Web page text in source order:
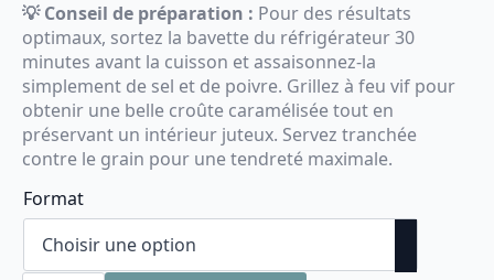
💡 Conseil de préparation : Pour des résultats
optimaux, sortez la bavette du réfrigérateur 30
minutes avant la cuisson et assaisonnez-la
simplement de sel et de poivre. Grillez à feu vif pour
obtenir une belle croûte caramélisée tout en
préservant un intérieur juteux. Servez tranchée
contre le grain pour une tendreté maximale.
Format